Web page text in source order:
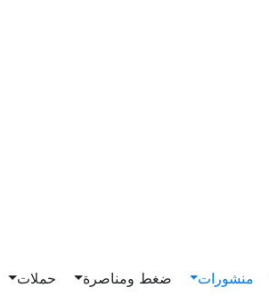
منشورات ضغط ومناصرة حملات